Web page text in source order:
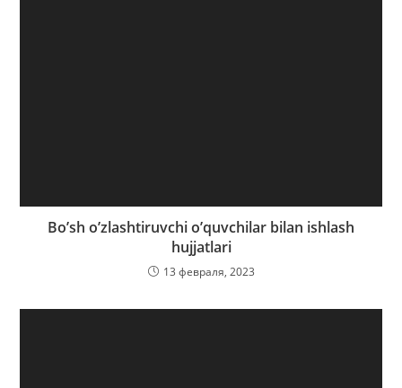
Bo’sh o’zlashtiruvchi o’quvchilar bilan ishlash
hujjatlari
13 февраля, 2023